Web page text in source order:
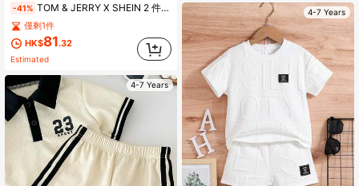
-41% TOM & JERRY X SHEIN 2 件套年轻男孩卡通动物印花拼色休闲短袖 T 恤和短裤套装，适合春夏季节
僅剩1件
HK$81.32
Estimated
4-7 Years
4-7 Years